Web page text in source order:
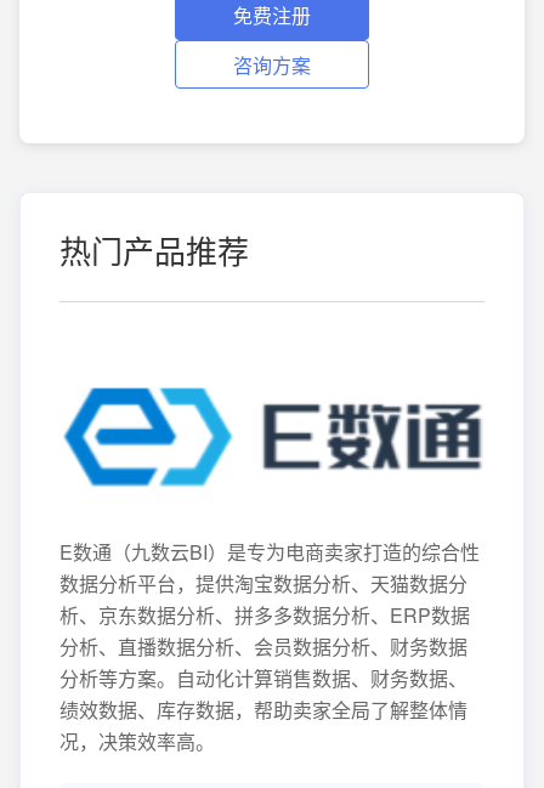
免费注册
咨询方案
热门产品推荐
E数通（九数云BI）是专为电商卖家打造的综合性
数据分析平台，提供淘宝数据分析、天猫数据分
析、京东数据分析、拼多多数据分析、ERP数据
分析、直播数据分析、会员数据分析、财务数据
分析等方案。自动化计算销售数据、财务数据、
绩效数据、库存数据，帮助卖家全局了解整体情
况，决策效率高。